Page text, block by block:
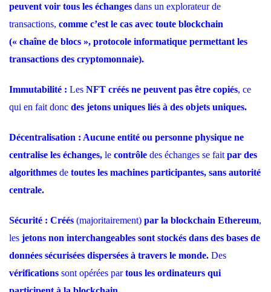
peuvent voir tous les échanges dans un explorateur de
transactions, comme c’est le cas avec toute blockchain
(« chaîne de blocs », protocole informatique permettant les
transactions des cryptomonnaie).
Immutabilité : Les NFT créés ne peuvent pas être copiés, ce
qui en fait donc des jetons uniques liés à des objets uniques.
Décentralisation : Aucune entité ou personne physique ne
centralise les échanges, le contrôle des échanges se fait par des
algorithmes de toutes les machines participantes, sans autorité
centrale.
Sécurité : Créés (majoritairement) par la blockchain Ethereum,
les jetons non interchangeables sont stockés dans des bases de
données sécurisées dispersées à travers le monde. Des
vérifications sont opérées partous les ordinateurs qui